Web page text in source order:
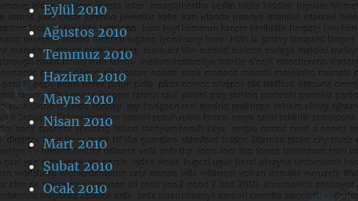
Eylül 2010
Ağustos 2010
Temmuz 2010
Haziran 2010
Mayıs 2010
Nisan 2010
Mart 2010
Şubat 2010
Ocak 2010